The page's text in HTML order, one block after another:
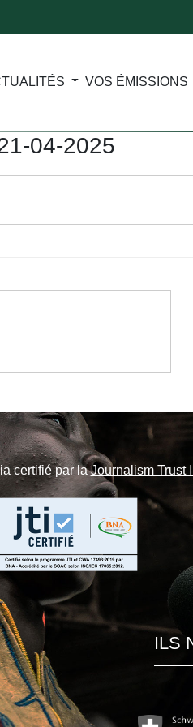
VOS ÉMISSIONS
04-2025
certifié par laJournalism Trust
ILS